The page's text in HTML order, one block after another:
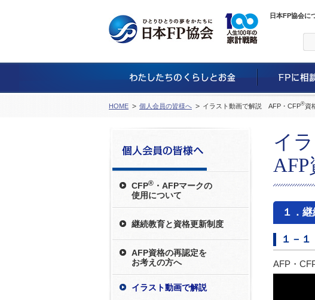
日本FP協会に
HOME 個人会員の皆様へ イラスト動画で解説 AFP・CFP®資
イ
１．
１－
AFP・
CFP® ・AFPマークの
使用について
継続教育と資格更新制度
AFP資格の再認定を
お考えの方へ
イラスト動画で解説